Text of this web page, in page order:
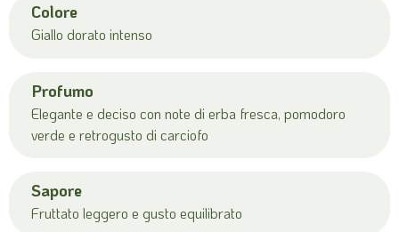
Colore
Giallo dorato intenso
Profumo
Elegante e deciso con note di erba fresca, pomodoro
verde e retrogusto di carciofo
Sapore
Fruttato leggero e gusto equilibrato